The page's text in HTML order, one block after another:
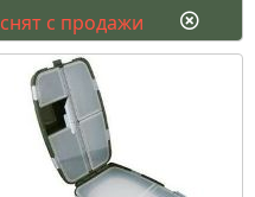
снят с продажи